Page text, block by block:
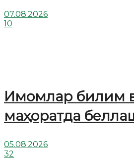
07.08.2026
10
Имомлар билим
маҳоратда
05.08.2026
32